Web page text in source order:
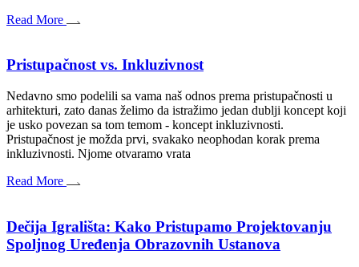
Read More
Pristupačnost vs. Inkluzivnost
Nedavno smo podelili sa vama naš odnos prema pristupačnosti u
arhitekturi, zato danas želimo da istražimo jedan dublji koncept koji
je usko povezan sa tom temom - koncept inkluzivnosti.
Pristupačnost je možda prvi, svakako neophodan korak prema
inkluzivnosti. Njome otvaramo vrata
Read More
Dečija Igrališta: Kako Pristupamo Projektovanju
Spoljnog Uređenja Obrazovnih Ustanova